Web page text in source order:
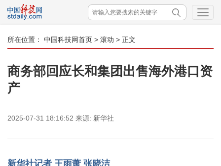
所在位置： 中国科技网首页 > 滚动 > 正文
商务部回应长和集团出售海外港口资
产
2025-07-31 18:16:52 来源: 新华社
新华社记者 王雨萧 张晓洁